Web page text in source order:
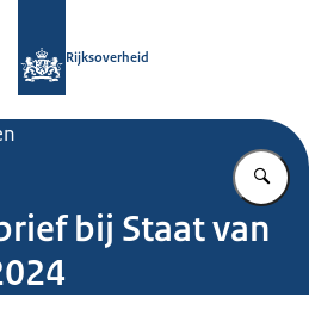
Rijksoverheid
bij Staat van